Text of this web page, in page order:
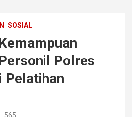
SOSIAL
Polres
Pelatihan